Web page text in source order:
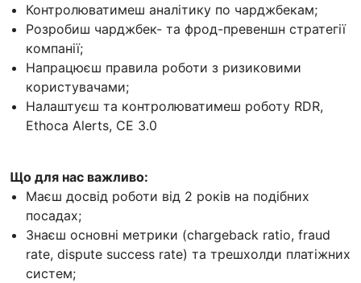
Контролюватимеш аналітику по чарджбекам;
Розробиш чарджбек- та фрод-превеншн стратегії
компанії;
Напрацюєш правила роботи з ризиковими
користувачами;
Налаштуєш та контролюватимеш роботу RDR,
Ethoca Alerts, CE 3.0
Що для нас важливо:
Маєш досвід роботи від 2 років на подібних
посадах;
Знаєш основні метрики (chargeback ratio, fraud
rate, dispute success rate) та трешхолди платіжних
систем;